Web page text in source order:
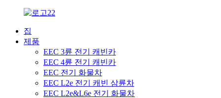
집
제품
EEC 3륜 전기 캐빈카
EEC 4륜 전기 캐빈카
EEC 전기 화물차
EEC L2e 전기 캐빈 삼륜차
EEC L2e&L6e 전기 화물차